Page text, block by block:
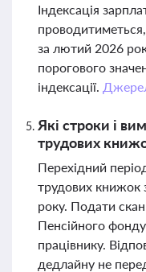
Індексація
за лютий 2026
порогового
індексації.
Які строки і
трудових
Перехідний
трудових книжок
року. Подати
Пенсійного
працівнику.
дедлайну не